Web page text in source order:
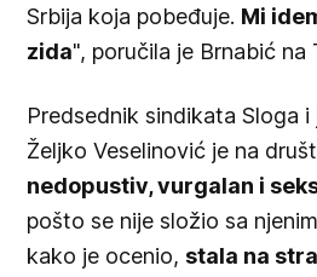
Srbija koja pobeđuje. Mi
zida", poručila je Brnabić na
Predsednik sindikata Sloga
Željko Veselinović je na
nedopustiv, vurgalan i
pošto se nije složio sa
kako je ocenio, stala na